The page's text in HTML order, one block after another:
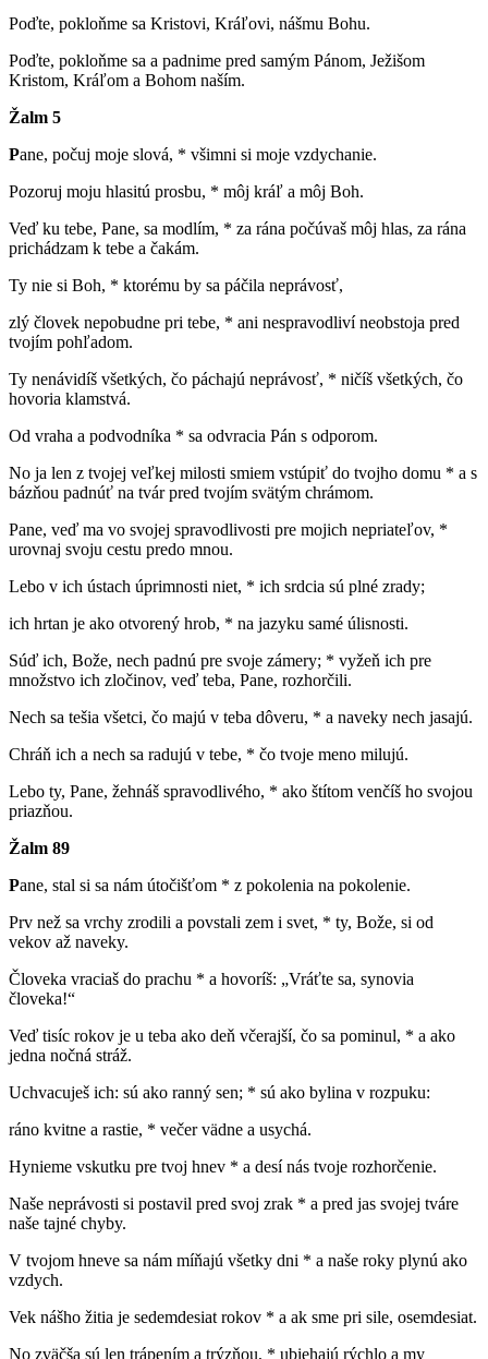
Poďte, pokloňme sa Kristovi, Kráľovi, nášmu Bohu.
Poďte, pokloňme sa a padnime pred samým Pánom, Ježišom
Kristom, Kráľom a Bohom naším.
Žalm 5
Pane, počuj moje slová, * všimni si moje vzdychanie.
Pozoruj moju hlasitú prosbu, * môj kráľ a môj Boh.
Veď ku tebe, Pane, sa modlím, * za rána počúvaš môj hlas, za rána
prichádzam k tebe a čakám.
Ty nie si Boh, * ktorému by sa páčila neprávosť,
zlý človek nepobudne pri tebe, * ani nespravodliví neobstoja pred
tvojím pohľadom.
Ty nenávidíš všetkých, čo páchajú neprávosť, * ničíš všetkých, čo
hovoria klamstvá.
Od vraha a podvodníka * sa odvracia Pán s odporom.
No ja len z tvojej veľkej milosti smiem vstúpiť do tvojho domu * a s
bázňou padnúť na tvár pred tvojím svätým chrámom.
Pane, veď ma vo svojej spravodlivosti pre mojich nepriateľov, *
urovnaj svoju cestu predo mnou.
Lebo v ich ústach úprimnosti niet, * ich srdcia sú plné zrady;
ich hrtan je ako otvorený hrob, * na jazyku samé úlisnosti.
Súď ich, Bože, nech padnú pre svoje zámery; * vyžeň ich pre
množstvo ich zločinov, veď teba, Pane, rozhorčili.
Nech sa tešia všetci, čo majú v teba dôveru, * a naveky nech jasajú.
Chráň ich a nech sa radujú v tebe, * čo tvoje meno milujú.
Lebo ty, Pane, žehnáš spravodlivého, * ako štítom venčíš ho svojou
priazňou.
Žalm 89
Pane, stal si sa nám útočišťom * z pokolenia na pokolenie.
Prv než sa vrchy zrodili a povstali zem i svet, * ty, Bože, si od
vekov až naveky.
Človeka vraciaš do prachu * a hovoríš: „Vráťte sa, synovia
človeka!“
Veď tisíc rokov je u teba ako deň včerajší, čo sa pominul, * a ako
jedna nočná stráž.
Uchvacuješ ich: sú ako ranný sen; * sú ako bylina v rozpuku:
ráno kvitne a rastie, * večer vädne a usychá.
Hynieme vskutku pre tvoj hnev * a desí nás tvoje rozhorčenie.
Naše neprávosti si postavil pred svoj zrak * a pred jas svojej tváre
naše tajné chyby.
V tvojom hneve sa nám míňajú všetky dni * a naše roky plynú ako
vzdych.
Vek nášho žitia je sedemdesiat rokov * a ak sme pri sile, osemdesiat.
No zväčša sú len trápením a trýzňou, * ubiehajú rýchlo a my